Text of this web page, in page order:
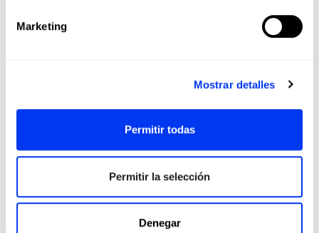
Marketing
Mostrar detalles
Permitir todas
Permitir la selección
Denegar
ver tallas